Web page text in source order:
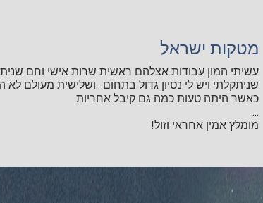
מטקות ישראל
עשיתי המון עבודות אצלהם ראשית שרות אישי וחם שנית
שניתקלתי ויש לי נסיון גדול בתחום ..ושלישית מעולם
כאשר היתה טעות כמה גם קיבל אחריות
...
מומלץ אמין אחראי וזול!